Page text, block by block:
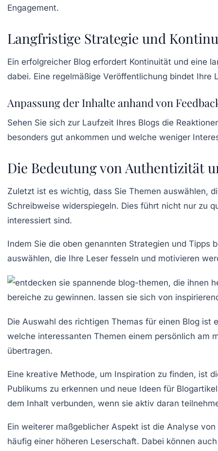
Engagement.
Langfristige Strategie und
Ein erfolgreicher Blog erfordert Kontinuität und eine
dabei. Eine regelmäßige Veröffentlichung bindet Ihre
Anpassung der Inhalte anhand von
Sehen Sie sich zur Laufzeit Ihres Blogs die
besonders gut ankommen und welche weniger
Die Bedeutung von Authentizität
Zuletzt ist es wichtig, dass Sie Themen auswählen,
Schreibweise widerspiegeln. Dies führt nicht nur zu
interessiert sind.
Indem Sie die oben genannten Strategien und
auswählen, die Ihre Leser fesseln und motivieren
Die Auswahl des richtigen Themas für einen Blog
welche interessanten Themen einem persönlich am
übertragen.
Eine kreative Methode, um Inspiration zu finden, ist
Publikums zu erkennen und neue Ideen für
dem Inhalt verbunden, wenn sie aktiv daran
Ein weiterer maßgeblicher Aspekt ist die Analyse
häufig einer höheren Leserschaft. Dabei können